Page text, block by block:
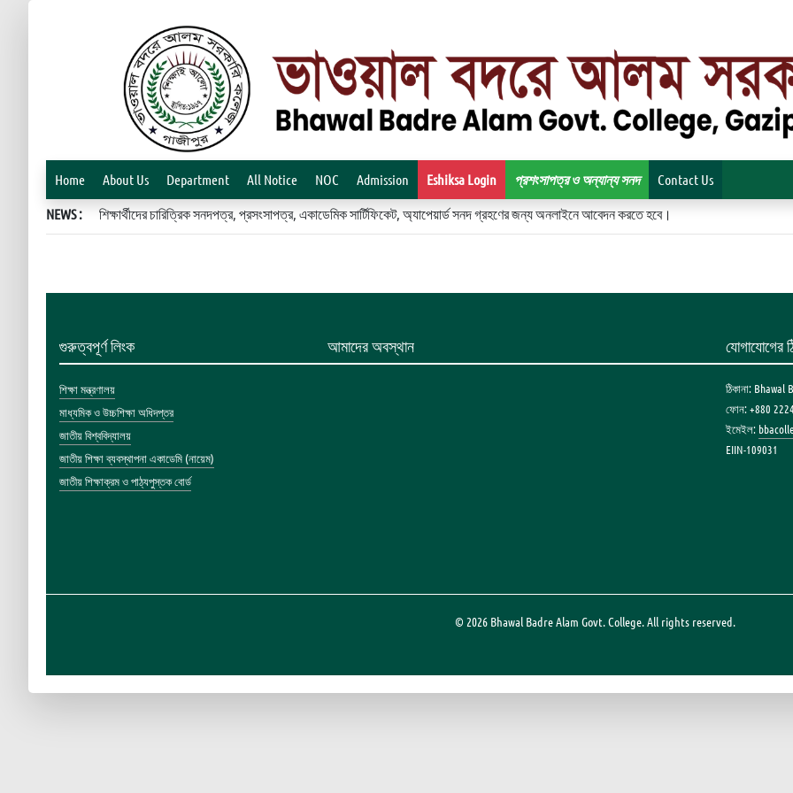
Home About Us Department All Notice NOC Admission Eshiksa Login প্রশংসাপত্র ও অন্যান্য সনদ Contact Us
NEWS : শিক্ষার্থীদের চারিত্রিক সনদপত্র, প্রসংসাপত্র, একাডেমিক সার্টিফিকেট, অ্যাপেয়ার্ড সনদ গ্রহণের জন্য অনলাইনে আবেদন করতে হবে।
গুরুত্বপূর্ণ লিংক
শিক্ষা মন্ত্রণালয়
মাধ্যমিক ও উচ্চশিক্ষা অধিদপ্তর
জাতীয় বিশ্ববিদ্যালয়
জাতীয় শিক্ষা ব্যবস্থাপনা একাডেমি (নায়েম)
জাতীয় শিক্ষাক্রম ও পাঠ্যপুস্তক বোর্ড
আমাদের অবস্থান যোগাযোগের
ঠিকানা:
ফোন: +880
ইমেইল:
EIIN-109031
© 2026 Bhawal Badre Alam Govt. College. All rights reserved.